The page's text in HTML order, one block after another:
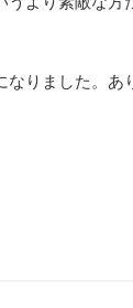
なりました。あ